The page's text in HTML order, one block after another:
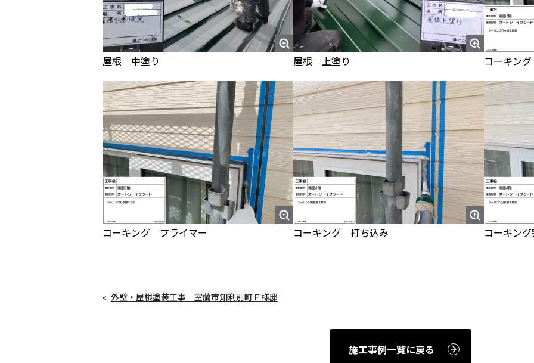
屋根 中塗り 屋根 上塗り コーキン
コーキング プライマー コーキング 打ち込み コーキン
外壁・屋根塗装工事 室蘭市知利別町Ｆ様邸
施工事例一覧に戻る